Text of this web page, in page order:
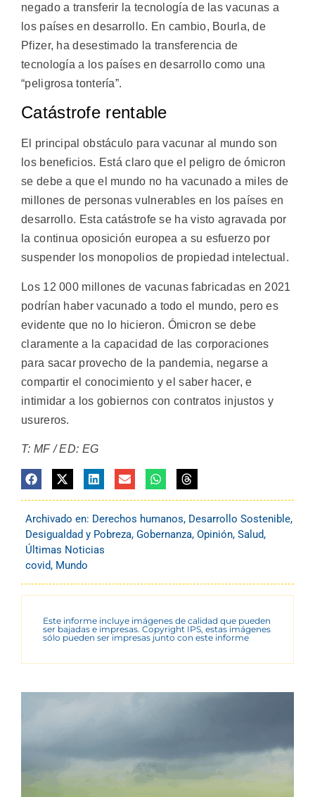
negado a transferir la tecnología de las vacunas a
los países en desarrollo. En cambio, Bourla, de
Pfizer, ha desestimado la transferencia de
tecnología a los países en desarrollo como una
“peligrosa tontería”.
Catástrofe rentable
El principal obstáculo para vacunar al mundo son
los beneficios. Está claro que el peligro de ómicron
se debe a que el mundo no ha vacunado a miles de
millones de personas vulnerables en los países en
desarrollo. Esta catástrofe se ha visto agravada por
la continua oposición europea a su esfuerzo por
suspender los monopolios de propiedad intelectual.
Los 12 000 millones de vacunas fabricadas en 2021
podrían haber vacunado a todo el mundo, pero es
evidente que no lo hicieron. Ómicron se debe
claramente a la capacidad de las corporaciones
para sacar provecho de la pandemia, negarse a
compartir el conocimiento y el saber hacer, e
intimidar a los gobiernos con contratos injustos y
usureros.
T: MF / ED: EG
Archivado en: Derechos humanos, Desarrollo Sostenible,
Desigualdad y Pobreza, Gobernanza, Opinión, Salud,
Últimas Noticias
covid, Mundo
Este informe incluye imágenes de calidad que pueden
ser bajadas e impresas. Copyright IPS, estas imágenes
sólo pueden ser impresas junto con este informe